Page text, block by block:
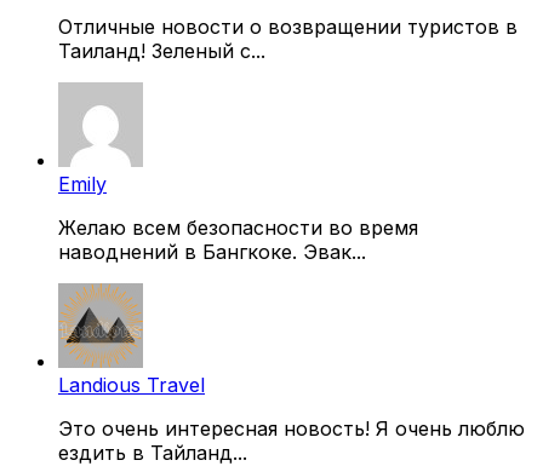
Отличные новости о возвращении туристов в
Таиланд! Зеленый с...
Emily
Желаю всем безопасности во время
наводнений в Бангкоке. Эвак...
Landious Travel
Это очень интересная новость! Я очень люблю
ездить в Тайланд...